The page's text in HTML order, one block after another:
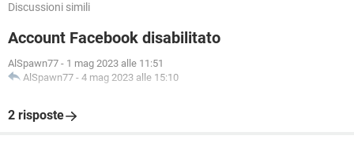
Discussioni simili
Account Facebook disabilitato
AlSpawn77 - 1 mag 2023 alle 11:51
AlSpawn77 - 4 mag 2023 alle 15:10
2 risposte